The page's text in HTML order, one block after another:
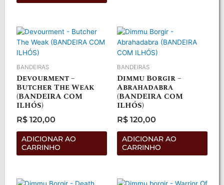
BANDEIRAS
Devourment –
Butcher The Weak
(BANDEIRA COM
ILHÓS)
Avaliação
0
R$ 120,00
ADICIONAR AO
CARRINHO
BANDEIRAS
Dimmu Borgir –
Abrahadabra
(BANDEIRA COM
ILHÓS)
Avaliação
0
R$ 120,00
ADICIONAR AO
CARRINHO